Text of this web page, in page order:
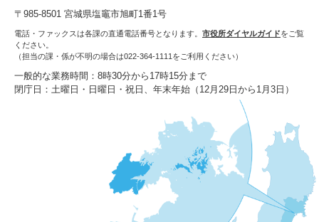
〒985-8501 宮城県塩竈市旭町1番1号
電話・ファックスは各課の直通電話番号となります。 市役所ダイヤルガイドをご覧
ください。
（担当の課・係が不明の場合は022-364-1111をご利用ください）
一般的な業務時間：8時30分から17時15分まで
閉庁日：土曜日・日曜日・祝日、年末年始（12月29日から1月3日）